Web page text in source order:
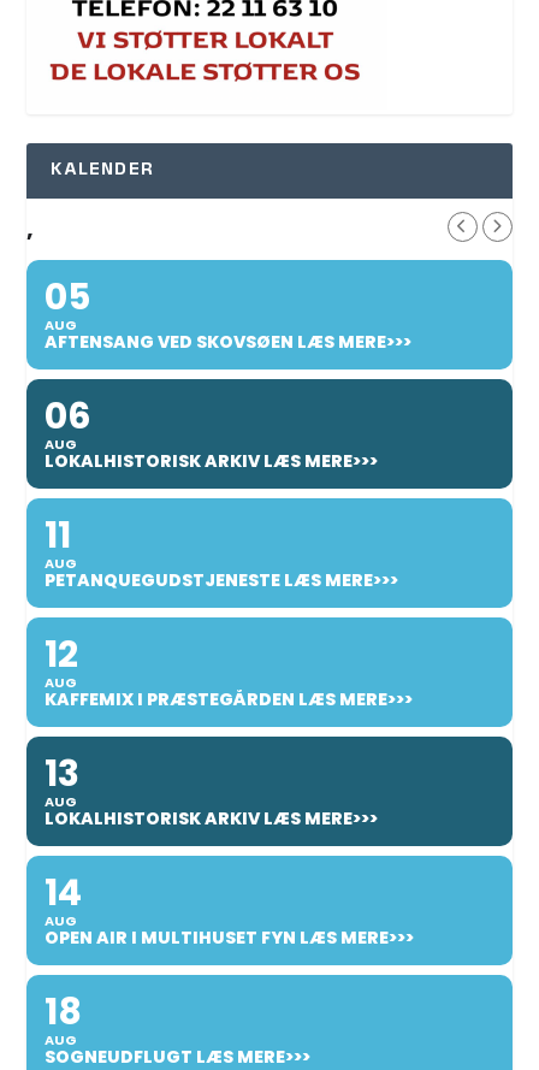
KALENDER
,
05
AUG
AFTENSANG VED SKOVSØEN LÆS MERE>>>
06
AUG
LOKALHISTORISK ARKIV LÆS MERE>>>
11
AUG
PETANQUEGUDSTJENESTE LÆS MERE>>>
12
AUG
KAFFEMIX I PRÆSTEGÅRDEN LÆS MERE>>>
13
AUG
LOKALHISTORISK ARKIV LÆS MERE>>>
14
AUG
OPEN AIR I MULTIHUSET FYN LÆS MERE>>>
18
AUG
SOGNEUDFLUGT LÆS MERE>>>